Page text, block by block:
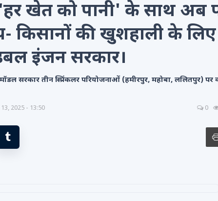
खेत को पानी' के साथ अब
किसानों की खुशहाली के लिए
इंजन सरकार।
सरकार तीन स्प्रिंकलर परियोजनाओं (हमीरपुर, महोबा, ललितपुर) पर
2025 - 13:50 0